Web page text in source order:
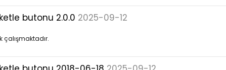
butonu 2.0.0 2025-09-12
çalışmaktadır.